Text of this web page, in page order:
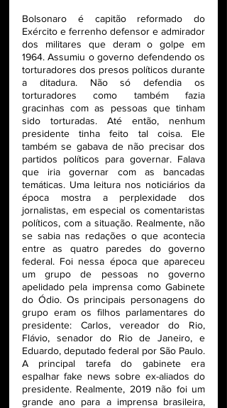
Bolsonaro é capitão reformado do
Exército e ferrenho defensor e admirador
dos militares que deram o golpe em
1964. Assumiu o governo defendendo os
torturadores dos presos políticos durante
a ditadura. Não só defendia os
torturadores como também fazia
gracinhas com as pessoas que tinham
sido torturadas. Até então, nenhum
presidente tinha feito tal coisa. Ele
também se gabava de não precisar dos
partidos políticos para governar. Falava
que iria governar com as bancadas
temáticas. Uma leitura nos noticiários da
época mostra a perplexidade dos
jornalistas, em especial os comentaristas
políticos, com a situação. Realmente, não
se sabia nas redações o que acontecia
entre as quatro paredes do governo
federal. Foi nessa época que apareceu
um grupo de pessoas no governo
apelidado pela imprensa como Gabinete
do Ódio. Os principais personagens do
grupo eram os filhos parlamentares do
presidente: Carlos, vereador do Rio,
Flávio, senador do Rio de Janeiro, e
Eduardo, deputado federal por São Paulo.
A principal tarefa do gabinete era
espalhar fake news sobre ex-aliados do
presidente. Realmente, 2019 não foi um
grande ano para a imprensa brasileira,